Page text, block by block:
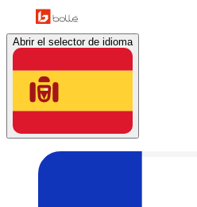
Abrir el selector de idioma